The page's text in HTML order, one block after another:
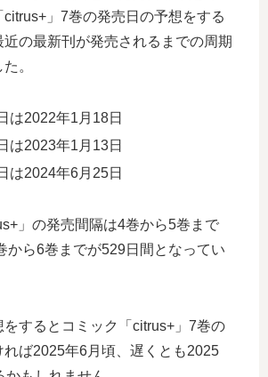
」7巻の発売日の予想をする
の最新刊が発売されるまでの周期
。
は2022年1月18日
は2023年1月13日
は2024年6月25日
」の発売間隔は4巻から5巻まで
から6巻までが529日間となってい
をするとコミック「citrus+」7巻の
れば2025年6月頃、遅くとも2025